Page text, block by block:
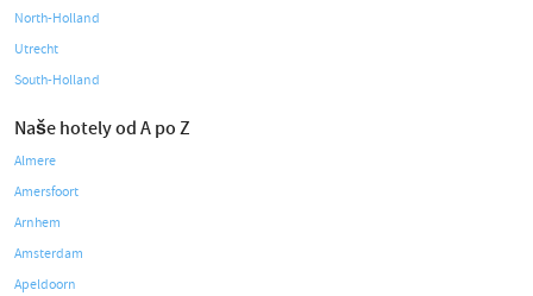
North-Holland
Utrecht
South-Holland
Naše hotely od A po Z
Almere
Amersfoort
Arnhem
Amsterdam
Apeldoorn